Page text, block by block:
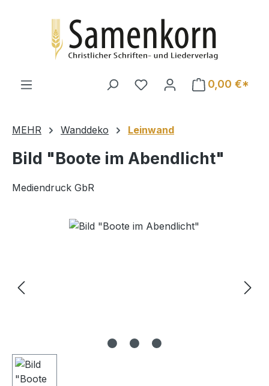
0,00 €*
MEHR Wanddeko Leinwand
Bild "Boote im Abendlicht"
Mediendruck GbR
Bildergalerie überspringen